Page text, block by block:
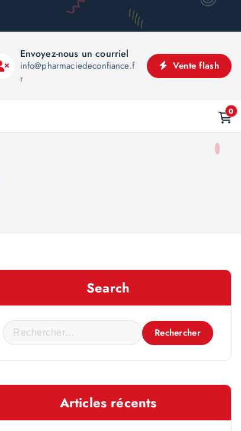
Envoyez-nous un courriel
info@pharmaciedeconfiance.f
r
Vente flash
0
Search
R
e
c
c
Articles récents